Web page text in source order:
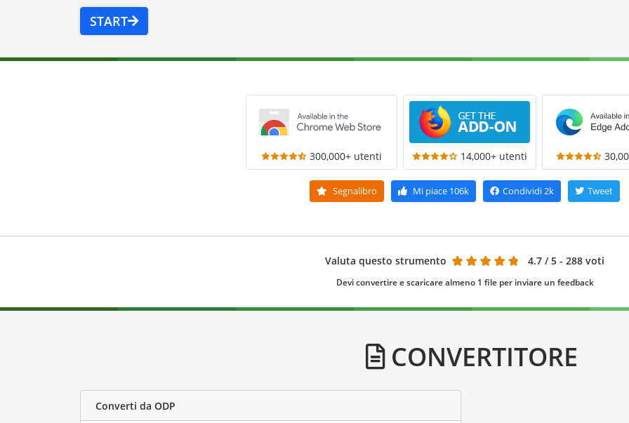
START
300,000+ utenti 14,000+ utenti
Segnalibro Mi piace 106k Condividi2k Tweet
Valuta questo strumento 4.7 / 5 - 288 voti
Devi convertire e scaricare almeno 1 file per inviare un feedback
CONVERTITORE
Converti da ODP